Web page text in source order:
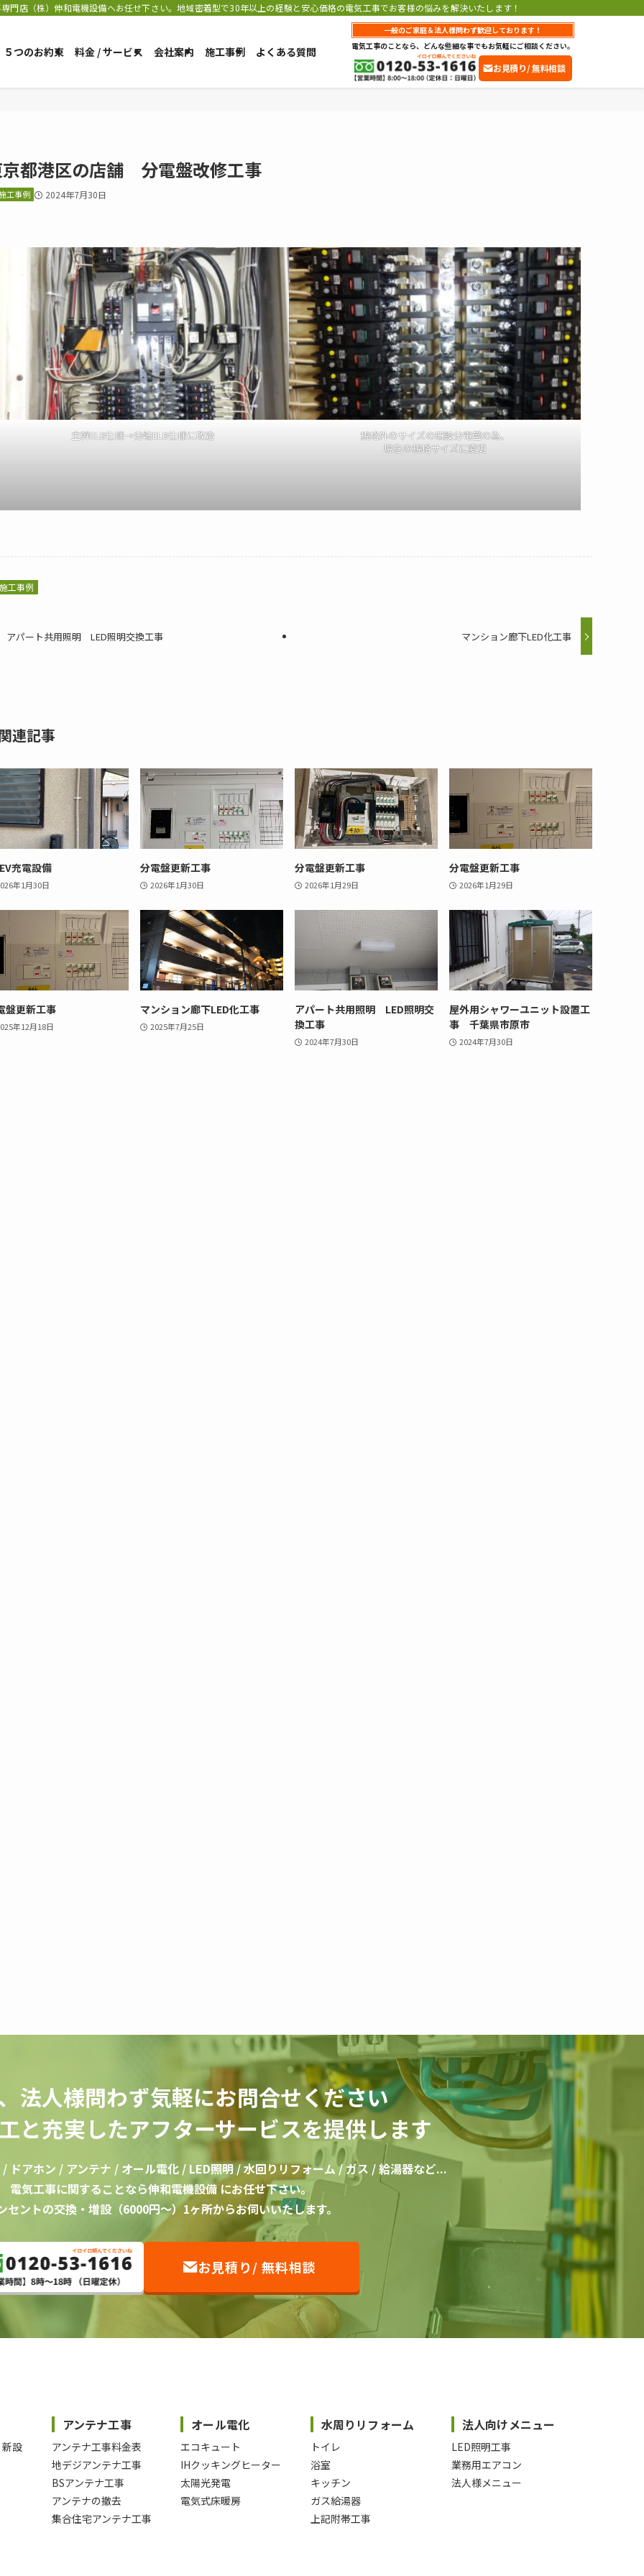
門店（株）伸和電機設備へお任せ下さい。地域密着型で30年以上の経験と安心価格の電気工事でお客様の悩みを解決いたします！
５つのお約束 料金 / サービス 会社案内 施工事例 よくある質問
一般のご家庭＆法人様問わず歓迎しております！
電気工事のことなら、どんな些細な事でもお気軽にご相談ください。
お見積り/ 無料相談
都港区の店舗 分電盤改修工事
工事例 2024年7月30日
主幹ELB仕様→分岐ELB仕様に改造
規格外のサイズの既設分電盤の為、
現在の規格サイズに変更
施工事例
アパート共用照明 LED照明交換工事 マンション廊下LED化工事
連記事
充電設備
年1月30日
分電盤更新工事
2026年1月30日
分電盤更新工事
2026年1月29日
分電盤更新工事
2026年1月29日
盤更新工事
年12月18日
マンション廊下LED化工事
2025年7月25日
アパート共用照明 LED照明交
換工事
2024年7月30日
屋外用シャワーユニット設置工
事 千葉県市原市
2024年7月30日
法人様問わず気軽にお問合せください
と充実したアフターサービスを提供します
ドアホン / アンテナ / オール電化 / LED照明 / 水回りリフォーム / ガス / 給湯器など...
電気工事に関することなら伸和電機設備 にお任せ下さい。
セントの交換・増設（6000円〜）1ヶ所からお伺いいたします。
お見積り/ 無料相談
設
アンテナ工事
アンテナ工事料金表
地デジアンテナ工事
BSアンテナ工事
アンテナの撤去
集合住宅アンテナ工事
オール電化
エコキュート
IHクッキングヒーター
太陽光発電
電気式床暖房
水周りリフォーム
トイレ
浴室
キッチン
ガス給湯器
上記附帯工事
法人向けメニュー
LED照明工事
業務用エアコン
法人様メニュー